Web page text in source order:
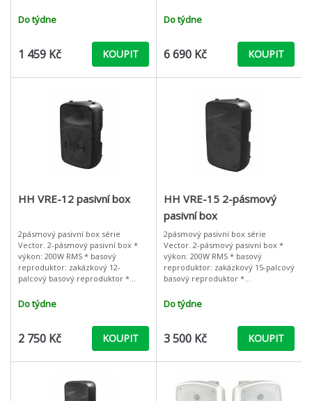
vybaveny praktickými
šroubovacími kone
Do týdne
1 459 Kč KOUPIT
pomocí Speakon konektorů,
robustní p
Do týdne
6 690 Kč KOUPIT
HH VRE-12 pasivní box
2pásmový pasivní box série
Vector. 2-pásmový pasivní box *
výkon: 200W RMS * basový
reproduktor: zakázkový 12-
palcový basový reproduktor *
tlakový driver s 1“ hornou *
impedance: 8 Ohm * vstup:
Do týdne
2 750 Kč KOUPIT
HH VRE-15 2-pásmový
pasivní box
2pásmový pasivní box série
Vector. 2-pásmový pasivní box *
výkon: 200W RMS * basový
reproduktor: zakázkový 15-palcový
basový reproduktor *
driver s 1“ hornou * impedance: 8
Ohm * vstup:
Do týdne
3 500 Kč KOUPIT